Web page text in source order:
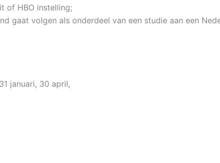
of HBO instelling;
gaat volgen als onderdeel van een studie aan een
januari, 30 april,